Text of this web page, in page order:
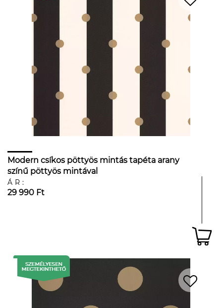
Modern csíkos pöttyös mintás tapéta arany
színű pöttyös mintával
ÁR:
29 990 Ft